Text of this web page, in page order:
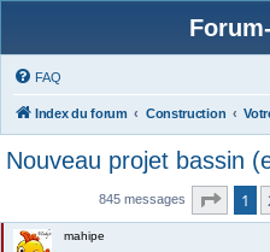
FAQ
Index du forum Construction
Nouveau projet bassin
845 messages Page 1
1
mahipe